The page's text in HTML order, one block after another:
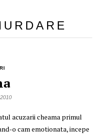
acuzarii cheama primul
o cam emotionata, incepe